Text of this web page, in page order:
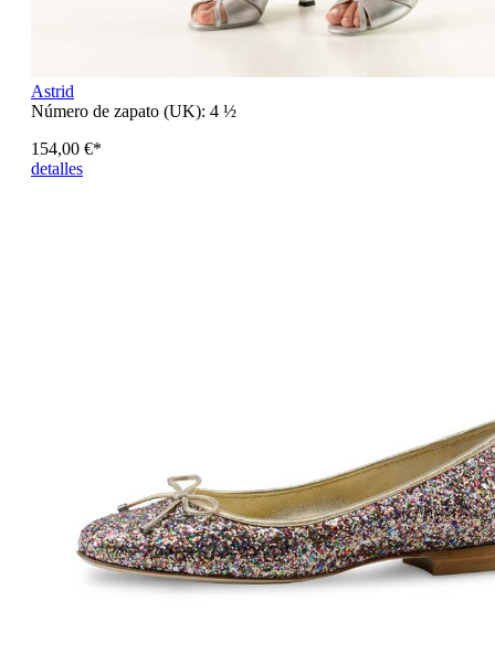
Astrid
Número de zapato (UK): 4 ½
154,00 €*
detalles